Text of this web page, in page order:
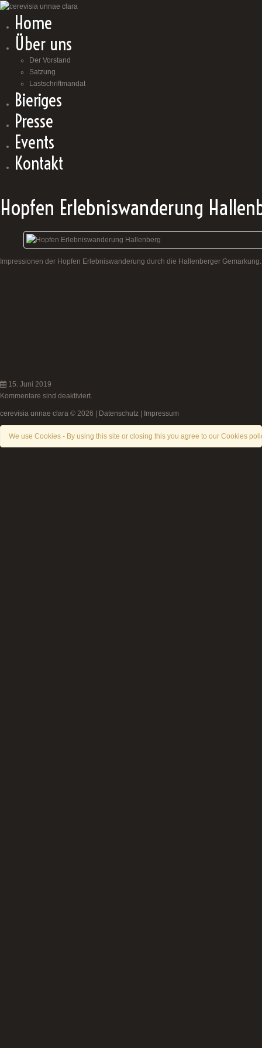
Home
Über uns
Der Vorstand
Satzung
Lastschriftmandat
Bieriges
Presse
Events
Kontakt
Hopfen Erlebniswanderung
Impressionen der Hopfen Erlebniswanderung durch die Hallenberger Gemarkung.
15. Juni 2019
Kommentare sind deaktiviert.
cerevisia unnae clara © 2026 | Datenschutz | Impressum
We use Cookies - By using this site or closing this you agree to our Cookies